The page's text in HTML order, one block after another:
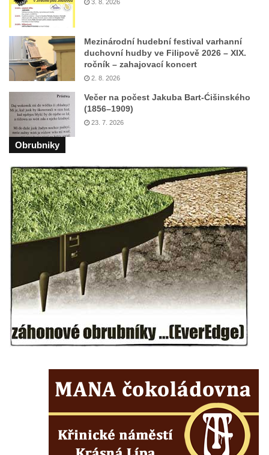
Skála Semmelstein v Jetřichovických
skalách
Obří hlava v Kyjovském údolí
Zaniklý pískovcový lom pod Jedlovou
Skála Hrbolec (Piklštejn) u Rybniště
Skalní brána u Milštejna
Raná
Lenešický Chlum
Luž
Jeskyně Wildbrethöhle
Kleiner Zschirnstein
Jeskyně na Slánské hoře ve Slaném
Čertovo kopyto u Jezdecké cesty nad
Tuhnicemi v Karlových Varech
Kralupech nad Vltavou
nad Vltavou
Vyhlídka Na Zámečku nad Vysokou Lípou
Socha rytíře u vyhlídky Libverdských
3. 8. 2026
Mezinárodní hudební festival varhanní
duchovní hudby ve Filipově 2026 – XIX.
ročník – zahajovací koncert
2. 8. 2026
Večer na počest Jakuba Bart-Ćišinského
(1856–1909)
23. 7. 2026
Obrubniky